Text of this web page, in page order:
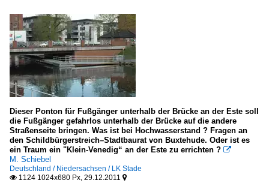
Dieser Ponton für Fußgänger unterhalb der Brücke an der Este soll
die Fußgänger gefahrlos unterhalb der Brücke auf die andere
Straßenseite bringen. Was ist bei Hochwasserstand ? Fragen an
den Schildbürgerstreich–Stadtbaurat von Buxtehude. Oder ist es
ein Traum ein "Klein-Venedig“ an der Este zu errichten ? 
M. Schiebel
Deutschland / Niedersachsen / LK Stade
 1124 1024x680 Px, 29.12.2011 